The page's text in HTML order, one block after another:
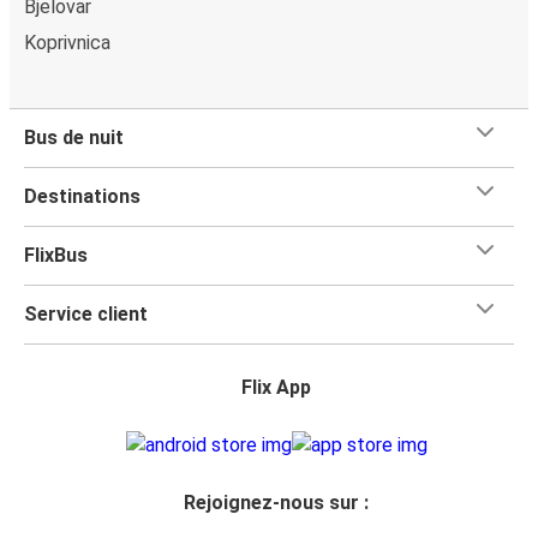
Bjelovar
Koprivnica
Bus de nuit
Destinations
FlixBus
Service client
Flix App
Rejoignez-nous sur :